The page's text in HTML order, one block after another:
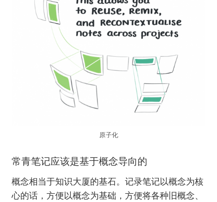
原子化
常青笔记应该是基于概念导向的
概念相当于知识大厦的基石。记录笔记以概念为核
心的话，方便以概念为基础，方便将各种旧概念、